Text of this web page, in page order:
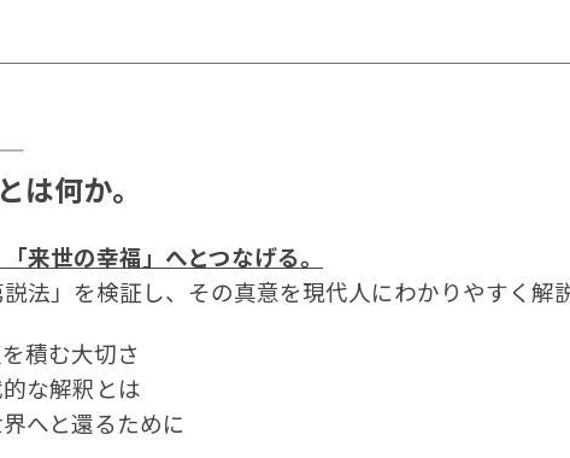
は何か。
来世の幸福」へとつなげる。
法」を検証し、その真意を現代人にわかりやすく解
積む大切さ
な解釈とは
へと還るために